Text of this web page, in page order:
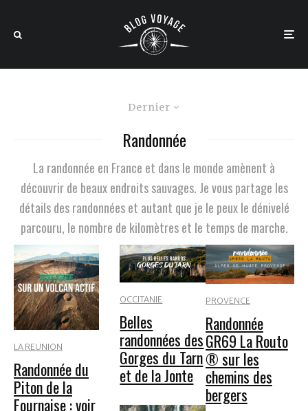
Dernier
Randonnée
La randonnée en France et dans le monde amènent à
découvrir de beaux endroits sauvages. Je vous partage les
détails des randonnées et autant que je le peux le dénivelé
parcouru, le nombre de kilomètres et le temps de marche.
LA REUNION
Randonnée du
Piton de la
Fournaise : voir
OCCITANIE
Belles
randonnées des
Gorges du Tarn
et de la Jonte
PROVENCE
Randonnée
GR69 La Routo
® sur les
chemins des
bergers